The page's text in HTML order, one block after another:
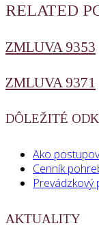
RELATED
ZMLUVA 9353
ZMLUVA 9371
DÔLEŽITÉ
Ako
Cenník
Prevádzkový
AKTUALITY